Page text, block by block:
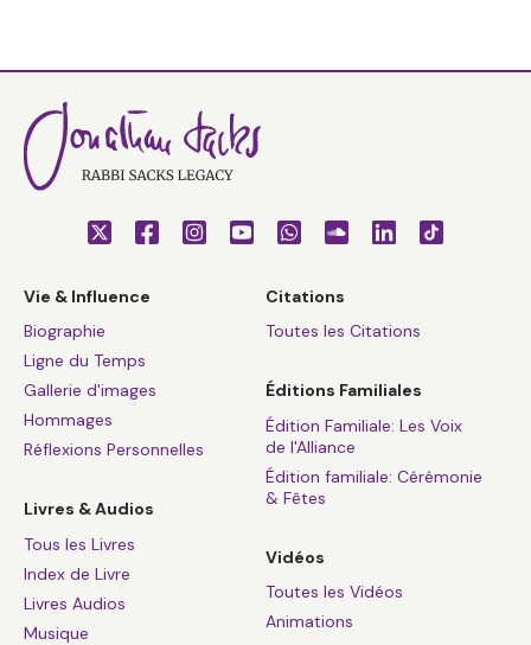
Vie & Influence
Biographie
Ligne du Temps
Gallerie d'images
Hommages
Réflexions Personnelles
Livres & Audios
Tous les Livres
Index de Livre
Livres Audios
Musique
Citations
Toutes les Citations
Éditions Familiales
Édition Familiale: Les Voix
de l'Alliance
Édition familiale: Cérémonie
& Fêtes
Vidéos
Toutes les Vidéos
Animations